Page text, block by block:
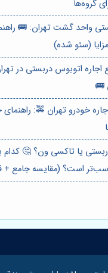
گروه‌ها
واحد گشت تهران: 🚌
(سئو شده)
اجاره اتوبوس دربستی در
🚌
خودرو تهران 🚕: راهنمای
یا تاکسی ون؟ 🤔 کدام
است؟ (مقایسه جامع +